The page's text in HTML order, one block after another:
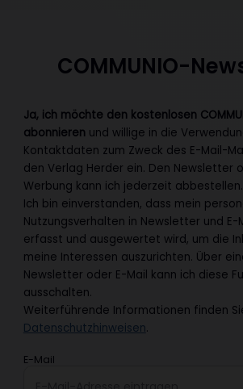
COMMUNIO-
Ja, ich möchte den kostenlosen
abonnieren und willige in die
Kontaktdaten zum Zweck des E-Mail-
den Verlag Herder ein. Den Newsletter
Werbung kann ich jederzeit abbestellen.
Ich bin einverstanden, dass mein
Nutzungsverhalten in Newsletter und E-
erfasst und ausgewertet wird, um die
meine Interessen auszurichten. Über
Newsletter oder E-Mail kann ich diese
ausschalten.
Weiterführende Informationen finden
Datenschutzhinweisen.
E-Mail